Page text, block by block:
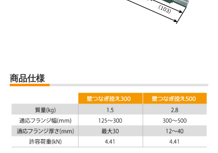
商品仕様